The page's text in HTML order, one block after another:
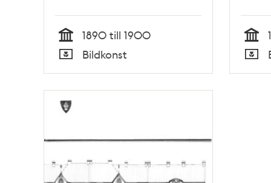
Tid
1890 till 1900
Typ
Bildkonst Tid
Typ